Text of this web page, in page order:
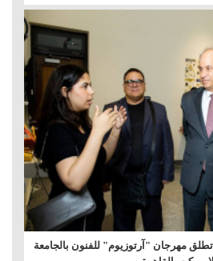
تطلق مهرجان "آرتوزيوم" للفنون بالجامعة